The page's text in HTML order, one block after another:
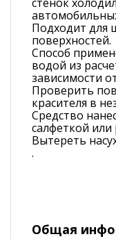
Подходит для
поверхностей.
Способ
водой из
зависимости
Проверить
красителя в
Средство
салфеткой
Вытереть
.
Общая